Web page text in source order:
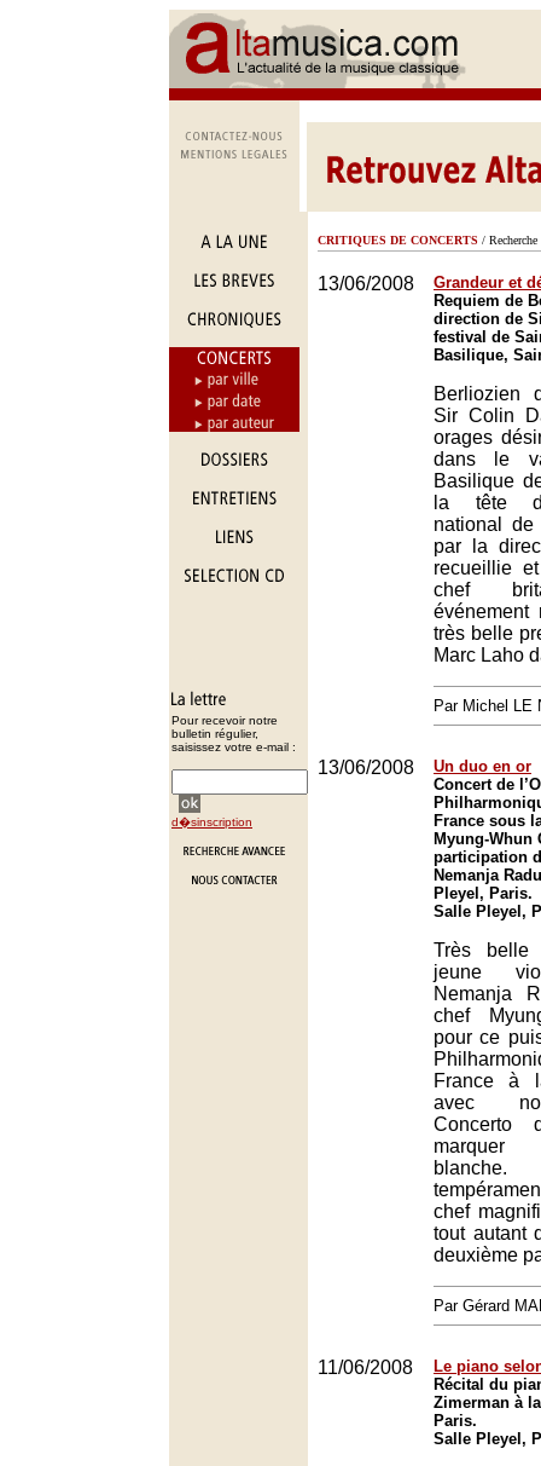
Pour recevoir notre
bulletin régulier,
saisissez votre e-mail :
d�sinscription
CRITIQUES DE CONCERTS / Recherche
13/06/2008
Grandeur et
Requiem de
direction de
festival de
Basilique,
Berliozien
Sir Colin
orages
dans le
Basilique
la tête
national de
par la
recueillie
chef
événement
très belle
Marc Laho
Par Michel LE
13/06/2008
Un duo en or
Concert de
France sous
Myung-Whun
participation
Nemanja
Pleyel, Paris.
Salle Pleyel,
Très belle
jeune
Nemanja
chef
pour ce
France à
avec
Concerto
marquer
chef
tout autant
deuxième
Par Gérard
11/06/2008
Le piano
Récital du
Zimerman à
Paris.
Salle Pleyel,